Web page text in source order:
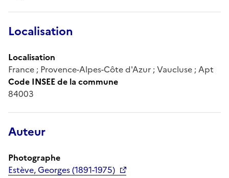
Localisation
Localisation
France ; Provence-Alpes-Côte d'Azur ; Vaucluse ; Apt
Code INSEE de la commune
84003
Auteur
Photographe
Estève, Georges (1891-1975)